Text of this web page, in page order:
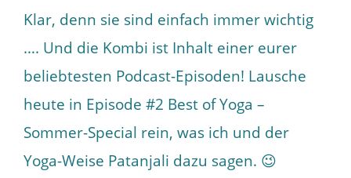
Klar, denn sie sind einfach immer wichtig
…. Und die Kombi ist Inhalt einer eurer
beliebtesten Podcast-Episoden! Lausche
heute in Episode #2 Best of Yoga –
Sommer-Special rein, was ich und der
Yoga-Weise Patanjali dazu sagen. 😉